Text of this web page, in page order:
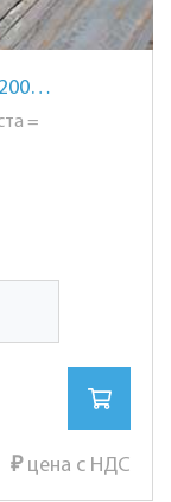
Лист горячекатаный стальной 18х2000х6000мм. ст. 20
=
₽цена с НДС